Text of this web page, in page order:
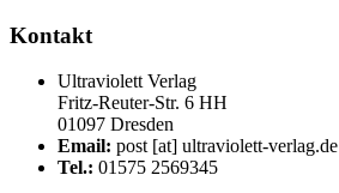
Kontakt
Ultraviolett Verlag
Fritz-Reuter-Str. 6 HH
01097 Dresden
Email: post [at] ultraviolett-verlag.de
Tel.: 01575 2569345